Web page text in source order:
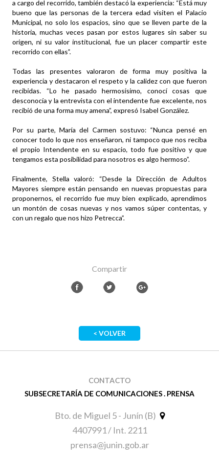
a cargo del recorrido, también destacó la experiencia: “Está muy
bueno que las personas de la tercera edad visiten el Palacio
Municipal, no solo los espacios, sino que se lleven parte de la
historia, muchas veces pasan por estos lugares sin saber su
origen, ni su valor institucional, fue un placer compartir este
recorrido con ellas”.
Todas las presentes valoraron de forma muy positiva la
experiencia y destacaron el respeto y la calidez con que fueron
recibidas. “Lo he pasado hermosísimo, conocí cosas que
desconocía y la entrevista con el intendente fue excelente, nos
recibió de una forma muy amena”, expresó Isabel González.
Por su parte, María del Carmen sostuvo: “Nunca pensé en
conocer todo lo que nos enseñaron, ni tampoco que nos reciba
el propio Intendente en su espacio, todo fue positivo y que
tengamos esta posibilidad para nosotros es algo hermoso”.
Finalmente, Stella valoró: “Desde la Dirección de Adultos
Mayores siempre están pensando en nuevas propuestas para
proponernos, el recorrido fue muy bien explicado, aprendimos
un montón de cosas nuevas y nos vamos súper contentas, y
con un regalo que nos hizo Petrecca”.
Compartir
< VOLVER
CONTACTO
SUBSECRETARÍA DE COMUNICACIONES . PRENSA
Bto. de Miguel 5 - Junín (B)
4407991 / Int. 2211
prensa@junin.gob.ar